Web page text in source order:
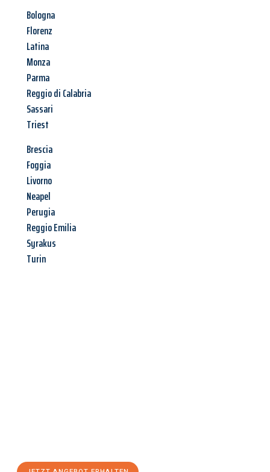
Bologna
Florenz
Latina
Monza
Parma
Reggio di Calabria
Sassari
Triest
Brescia
Foggia
Livorno
Neapel
Perugia
Reggio Emilia
Syrakus
Turin